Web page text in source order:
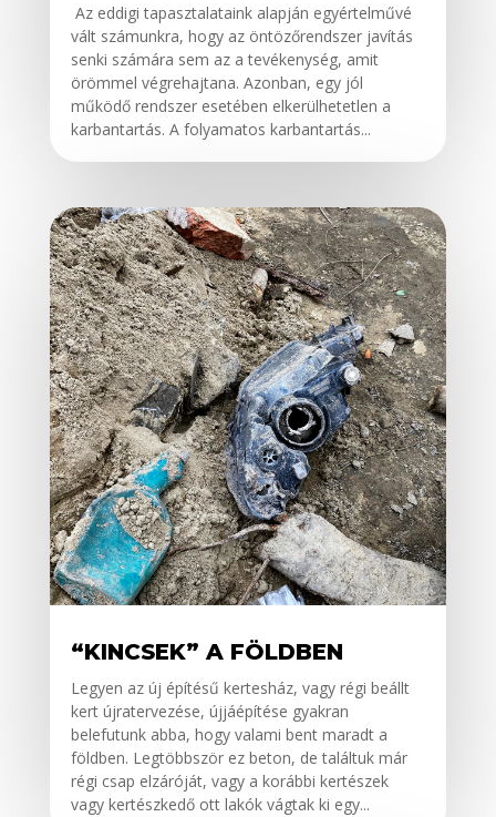
Az eddigi tapasztalataink alapján egyértelművé
vált számunkra, hogy az öntözőrendszer javítás
senki számára sem az a tevékenység, amit
örömmel végrehajtana. Azonban, egy jól
működő rendszer esetében elkerülhetetlen a
karbantartás. A folyamatos karbantartás...
“KINCSEK” A FÖLDBEN
Legyen az új építésű kertesház, vagy régi beállt
kert újratervezése, újjáépítése gyakran
belefutunk abba, hogy valami bent maradt a
földben. Legtöbbször ez beton, de találtuk már
régi csap elzáróját, vagy a korábbi kertészek
vagy kertészkedő ott lakók vágtak ki egy...